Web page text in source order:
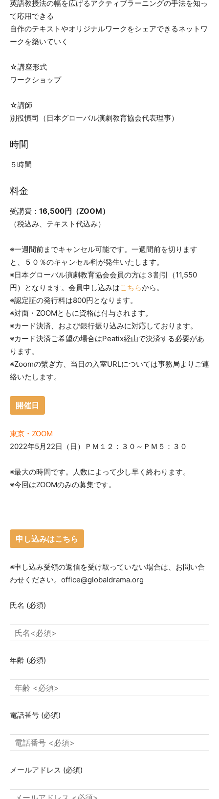
英語教授法の幅を広げるアクティブラーニングの手法を知っ
て応用できる
自作のテキストやオリジナルワークをシェアできるネットワ
ークを築いていく
☆講座形式
ワークショップ
☆講師
別役慎司（日本グローバル演劇教育協会代表理事）
時間
５時間
料金
受講費： 16,500円（ZOOM）
（税込み、テキスト代込み）
※一週間前までキャンセル可能です。一週間前を切ります
と、５０％のキャンセル料が発生いたします。
※日本グローバル演劇教育協会会員の方は３割引（11,550
円）となります。会員申し込みはこちらから。
※認定証の発行料は800円となります。
※対面・ZOOMともに資格は付与されます。
※カード決済、および銀行振り込みに対応しております。
※カード決済ご希望の場合はPeatix経由で決済する必要があ
ります。
※Zoomの繋ぎ方、当日の入室URLについては事務局よりご連
絡いたします。
開催日
東京・ZOOM
2022年5月22日（日）ＰＭ１２：３０～ＰＭ５：３０
※最大の時間です。人数によって少し早く終わります。
※今回はZOOMのみの募集です。
申し込みはこちら
※申し込み受領の返信を受け取っていない場合は、お問い合
わせください。office@globaldrama.org
氏名 (必須)
年齢 (必須)
電話番号 (必須)
メールアドレス (必須)